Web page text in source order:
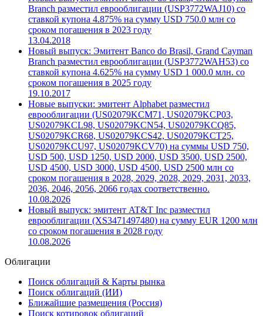
ставкой купона 5.625% на сумму USD 500 млн со
сроком погашения в 2031 году
17.04.2026
Новый выпуск: Эмитент Banco do Brasil, Grand Cayman
Branch разместил еврооблигации (USP3772WAJ10) со
ставкой купона 4.875% на сумму USD 750.0 млн со
сроком погашения в 2023 году
13.04.2018
Новый выпуск: Эмитент Banco do Brasil, Grand Cayman
Branch разместил еврооблигации (USP3772WAH53) со
ставкой купона 4.625% на сумму USD 1 000.0 млн. со
сроком погашения в 2025 году
19.10.2017
Новые выпуски: эмитент Alphabet разместил
еврооблигации (US02079KCM71, US02079KCP03,
US02079KCL98, US02079KCN54, US02079KCQ85,
US02079KCR68, US02079KCS42, US02079KCT25,
US02079KCU97, US02079KCV70) на суммы USD 750,
USD 500, USD 1250, USD 2000, USD 3500, USD 2500,
USD 4500, USD 3000, USD 4500, USD 2500 млн со
сроком погашения в 2028, 2029, 2028, 2029, 2031, 2033,
2036, 2046, 2056, 2066 годах соответственно.
10.08.2026
еврооблигации (XS3471497480) на сумму EUR 1200 млн
10.08.2026
Облигации